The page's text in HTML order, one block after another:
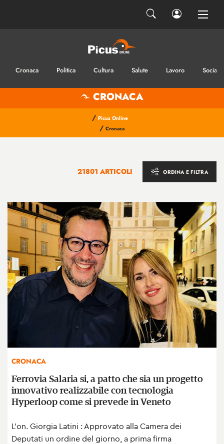
Cronaca Politica Cultura Salute Lavoro Sociale
CRONACA
/ Picus Online
/ Cronaca
21801 ARTICOLI ORDINA E FILTRA
CRONACA
Ferrovia Salaria si, a patto che sia un progetto
innovativo realizzabile con tecnologia
Hyperloop come si prevede in Veneto
L'on. Giorgia Latini : Approvato alla Camera dei
Deputati un ordine del giorno, a prima firma